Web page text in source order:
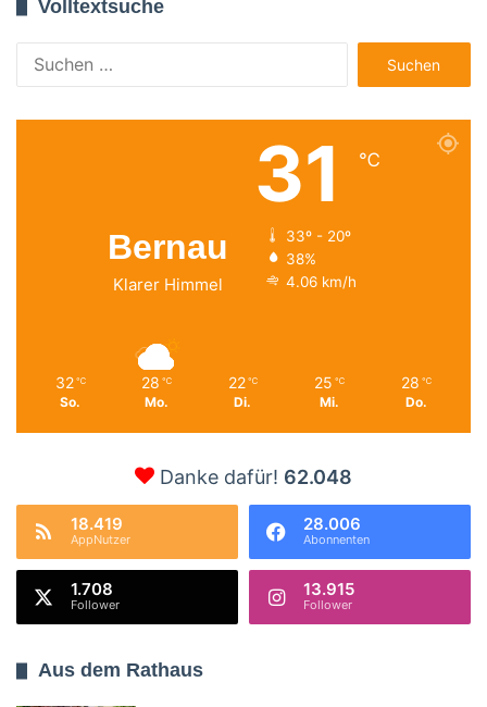
Volltextsuche
nach:
Bernau
Klarer Himmel
31 ℃
33º - 20º
38%
4.06 km/h
32 ℃
So.
28 ℃
Mo.
22 ℃
Di.
25 ℃
Mi.
28 ℃
Do.
Danke dafür! 62.048
18.419
AppNutzer
28.006
Abonnenten
1.708
Follower
13.915
Follower
Aus dem Rathaus